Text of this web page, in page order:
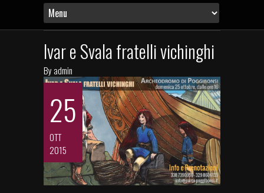
Ivar e Svala fratelli vichinghi
By admin
25
OTT
2015